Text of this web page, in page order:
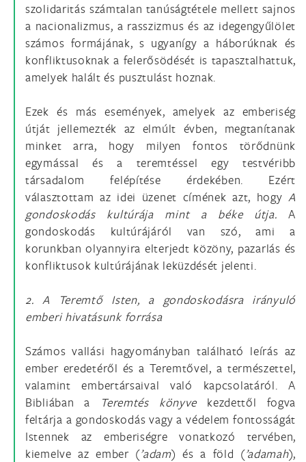
szolidaritás számtalan tanúságtétele mellett sajnos
a nacionalizmus, a rasszizmus és az idegengyűlölet
számos formájának, s ugyanígy a háborúknak és
konfliktusoknak a felerősödését is tapasztalhattuk,
amelyek halált és pusztulást hoznak.
Ezek és más események, amelyek az emberiség
útját jellemezték az elmúlt évben, megtanítanak
minket arra, hogy milyen fontos törődnünk
egymással és a teremtéssel egy testvéribb
társadalom felépítése érdekében. Ezért
választottam az idei üzenet címének azt, hogyA
gondoskodás kultúrája mint a béke útja.A
gondoskodás kultúrájáról van szó, ami a
korunkban olyannyira elterjedt közöny, pazarlás és
konfliktusok kultúrájának leküzdését jelenti.
2. A Teremtő Isten, a gondoskodásra irányuló
emberi hivatásunk forrása
Számos vallási hagyományban található leírás az
ember eredetéről és a Teremtővel, a természettel,
valamint embertársaival való kapcsolatáról. A
Bibliában a
Teremtés könyve kezdettől fogva
feltárja a gondoskodás vagy a védelem fontosságát
Istennek az emberiségre vonatkozó tervében,
kiemelve az ember (’adam) és a föld (’adamah),